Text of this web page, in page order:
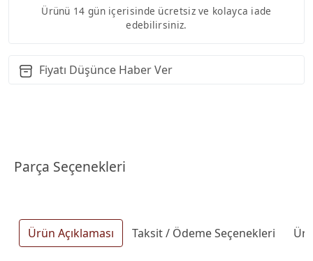
Ürünü 14 gün içerisinde ücretsiz ve kolayca iade
edebilirsiniz.
Fiyatı Düşünce Haber Ver
Parça Seçenekleri
Ürün Açıklaması Taksit / Ödeme Seçenekleri